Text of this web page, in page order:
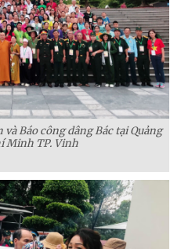
Báo công dâng Bác tại Quảng
Minh TP. Vinh